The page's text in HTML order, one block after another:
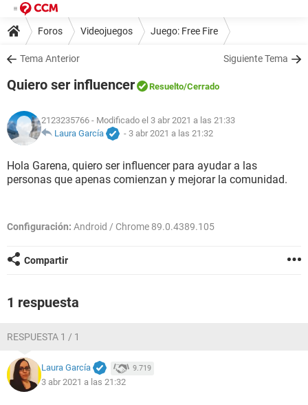
Foros Videojuegos Juego: Free Fire
Tema Anterior Siguiente Tema
Quiero ser influencer Resuelto/Cerrado
2123235766 - Modificado el 3 abr 2021 a las 21:33
Laura García
- 3 abr 2021 a las 21:32
Hola Garena, quiero ser influencer para ayudar a las
personas que apenas comienzan y mejorar la comunidad.
Configuración: Android / Chrome 89.0.4389.105
Compartir
1 respuesta
RESPUESTA 1 / 1
Laura García 9.719
3 abr 2021 a las 21:32